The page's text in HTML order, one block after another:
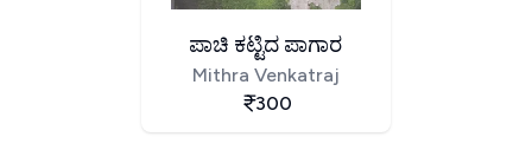
ಪಾಚಿ ಕಟ್ಟಿದ ಪಾಗಾರ
Mithra Venkatraj
300